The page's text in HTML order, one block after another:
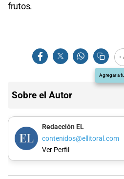
frutos.
+
Agregar a
Sobre el Autor
Redacción EL
contenidos@ellitoral.com
Ver Perfil